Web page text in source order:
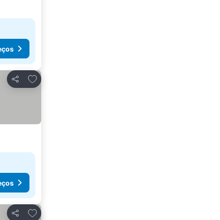
Partilhar
Adicionar aos favoritos
Partilhar
Adicionar aos favoritos